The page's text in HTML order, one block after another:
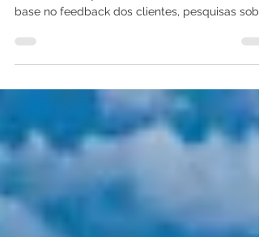
A Progress e a International IT tem o prazer de
base no feedback dos clientes, pesquisas
o...